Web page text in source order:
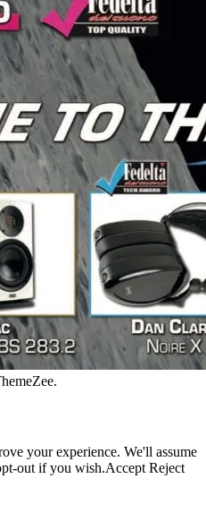
your experience. We'll assume
out if you wish.Accept Reject